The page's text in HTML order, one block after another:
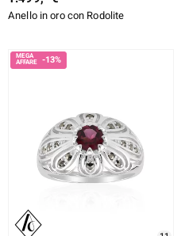
Anello in oro con Rodolite
-13%